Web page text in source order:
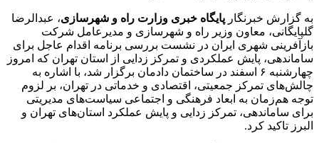
به گزارش خبرنگار پایگاه خبری وزارت راه و شهرسازی، عبدالرضا
گلپایگانی، معاون وزیر راه و شهرسازی و مدیرعامل شرکت
بازآفرینی شهری ایران در نشست بررسی برنامه اقدام عاجل برای
ساماندهی، پایش عملکردی و تمرکز زدایی از استان تهران که امروز
چهارشنبه ۶ اسفند در ساختمان دادمان برگزار شد، با اشاره به
چالش‌های تمرکز جمعیتی، اقتصادی و خدماتی در تهران، بر لزوم
توجه هم‌زمان به ابعاد فرهنگی و اجتماعی سیاست‌های مدیریتی
برای ساماندهی، تمرکز زدایی و پایش عملکرد استان‌های تهران و
البرز تاکید کرد.